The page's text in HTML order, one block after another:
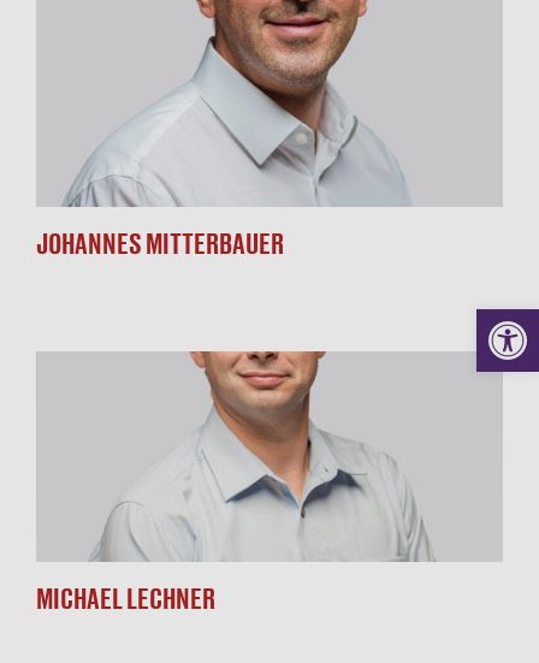
JOHANNES MITTERBAUER
MICHAEL LECHNER